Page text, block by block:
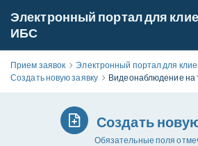
Электронный портал для
ИБС
Прием заявок
Электронный портал для
Создать новую заявку
Видеонаблюдение на
Создать
Обязательные поля